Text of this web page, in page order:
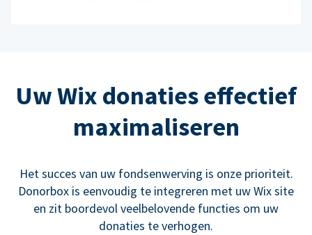
Uw Wix donaties effectief
maximaliseren
Het succes van uw fondsenwerving is onze prioriteit.
Donorbox is eenvoudig te integreren met uw Wix site
en zit boordevol veelbelovende functies om uw
donaties te verhogen.